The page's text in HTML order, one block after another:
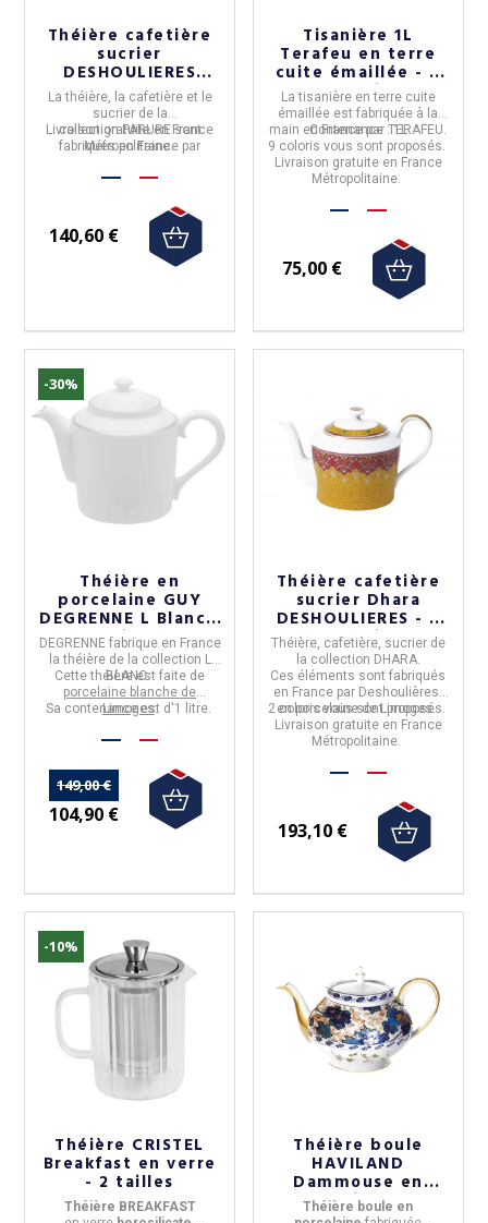
Théière cafetière
sucrier
DESHOULIERES
Parure en
porcelaine
La théière, la cafetière et le
sucrier de la
collectionPARUREsont
fabriqués enFrance par
de Limoges.
Livraison gratuite en France
Métropolitaine.
140,60 €
Tisanière 1L
Terafeu en terre
cuite émaillée - 9
coloris
Latisanière enterre cuite
émaillée est fabriquée à la
main enFrance par TERAFEU.
Contenance :1L
9 coloris vous sont proposés.
Livraison gratuite en France
Métropolitaine.
75,00 €
-30%
Théière en
porcelaine GUY
DEGRENNE L Blanc -
1 litre
DEGRENNEfabrique en France
lathéièrede la collection L
BLANC.
Cette théière est faite de
porcelaine blanche de
Limoges.
Sa contenance est d'1 litre.
149,00 €
104,90 €
Théière cafetière
sucrier Dhara
DESHOULIERES - 2
coloris
Théière, cafetière, sucrier de
la collection DHARA.
Ces éléments sont fabriqués
en France par Deshoulières,
en porcelaine de Limoges.
2 coloris vous sont proposés.
Livraison gratuite en France
Métropolitaine.
193,10 €
-10%
Théière CRISTEL
Breakfast en verre
- 2 tailles
Théière BREAKFAST
Théière boule
HAVILAND
Dammouse en
porcelaine 120cl
Théière boule en